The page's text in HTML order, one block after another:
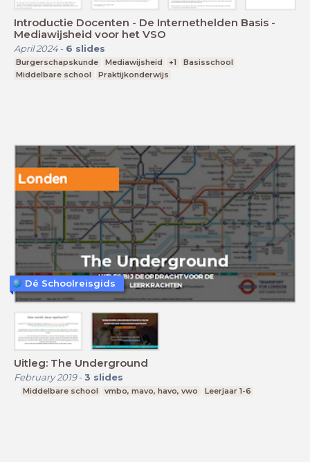
Introductie Docenten - De Internethelden Basis -
Mediawijsheid voor het VSO
April 2024- 6 slides
Burgerschapskunde Mediawijsheid +1
Basisschool
Middelbare school
Praktijkonderwijs
Uitleg: The Underground
February 2019- 3 slides
Middelbare school vmbo, mavo, havo, vwo Leerjaar 1-6
Dé Schoolreisgids